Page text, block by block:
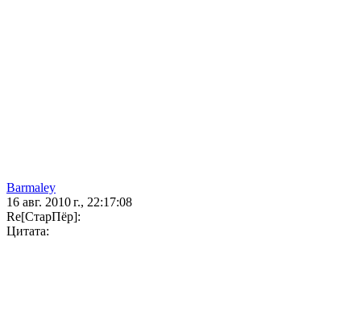
Barmaley
16 авг. 2010 г., 22:17:08
Re[СтарПёр]:
Цитата: